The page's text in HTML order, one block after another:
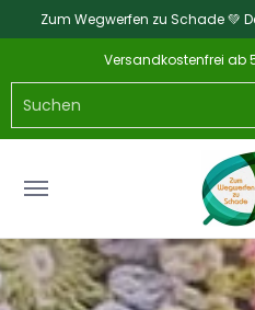
Zum Hauptinhalt springen
Zum Wegwerfen zu Schade 💚
Katalog NEU
Versandkostenfrei ab